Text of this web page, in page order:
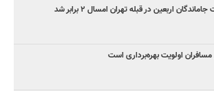
اربعین در قبله تهران امسال ۲ برابر شد
اولویت بهره‌برداری است